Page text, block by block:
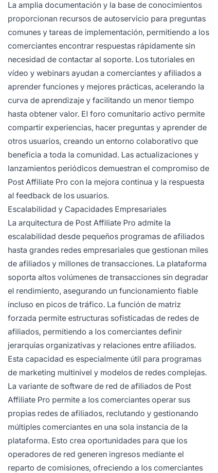
La amplia documentación y la base de conocimientos
proporcionan recursos de autoservicio para preguntas
comunes y tareas de implementación, permitiendo a los
comerciantes encontrar respuestas rápidamente sin
necesidad de contactar al soporte. Los tutoriales en
vídeo y webinars ayudan a comerciantes y afiliados a
aprender funciones y mejores prácticas, acelerando la
curva de aprendizaje y facilitando un menor tiempo
hasta obtener valor. El foro comunitario activo permite
compartir experiencias, hacer preguntas y aprender de
otros usuarios, creando un entorno colaborativo que
beneficia a toda la comunidad. Las actualizaciones y
lanzamientos periódicos demuestran el compromiso de
Post Affiliate Pro con la mejora continua y la respuesta
al feedback de los usuarios.
Escalabilidad y Capacidades Empresariales
La arquitectura de Post Affiliate Pro admite la
escalabilidad desde pequeños programas de afiliados
hasta grandes redes empresariales que gestionan miles
de afiliados y millones de transacciones. La plataforma
soporta altos volúmenes de transacciones sin degradar
el rendimiento, asegurando un funcionamiento fiable
incluso en picos de tráfico. La función de matriz
forzada permite estructuras sofisticadas de redes de
afiliados, permitiendo a los comerciantes definir
jerarquías organizativas y relaciones entre afiliados.
Esta capacidad es especialmente útil para programas
de marketing multinivel y modelos de redes complejas.
La variante de software de red de afiliados de Post
Affiliate Pro permite a los comerciantes operar sus
propias redes de afiliados, reclutando y gestionando
múltiples comerciantes en una sola instancia de la
plataforma. Esto crea oportunidades para que los
operadores de red generen ingresos mediante el
reparto de comisiones, ofreciendo a los comerciantes